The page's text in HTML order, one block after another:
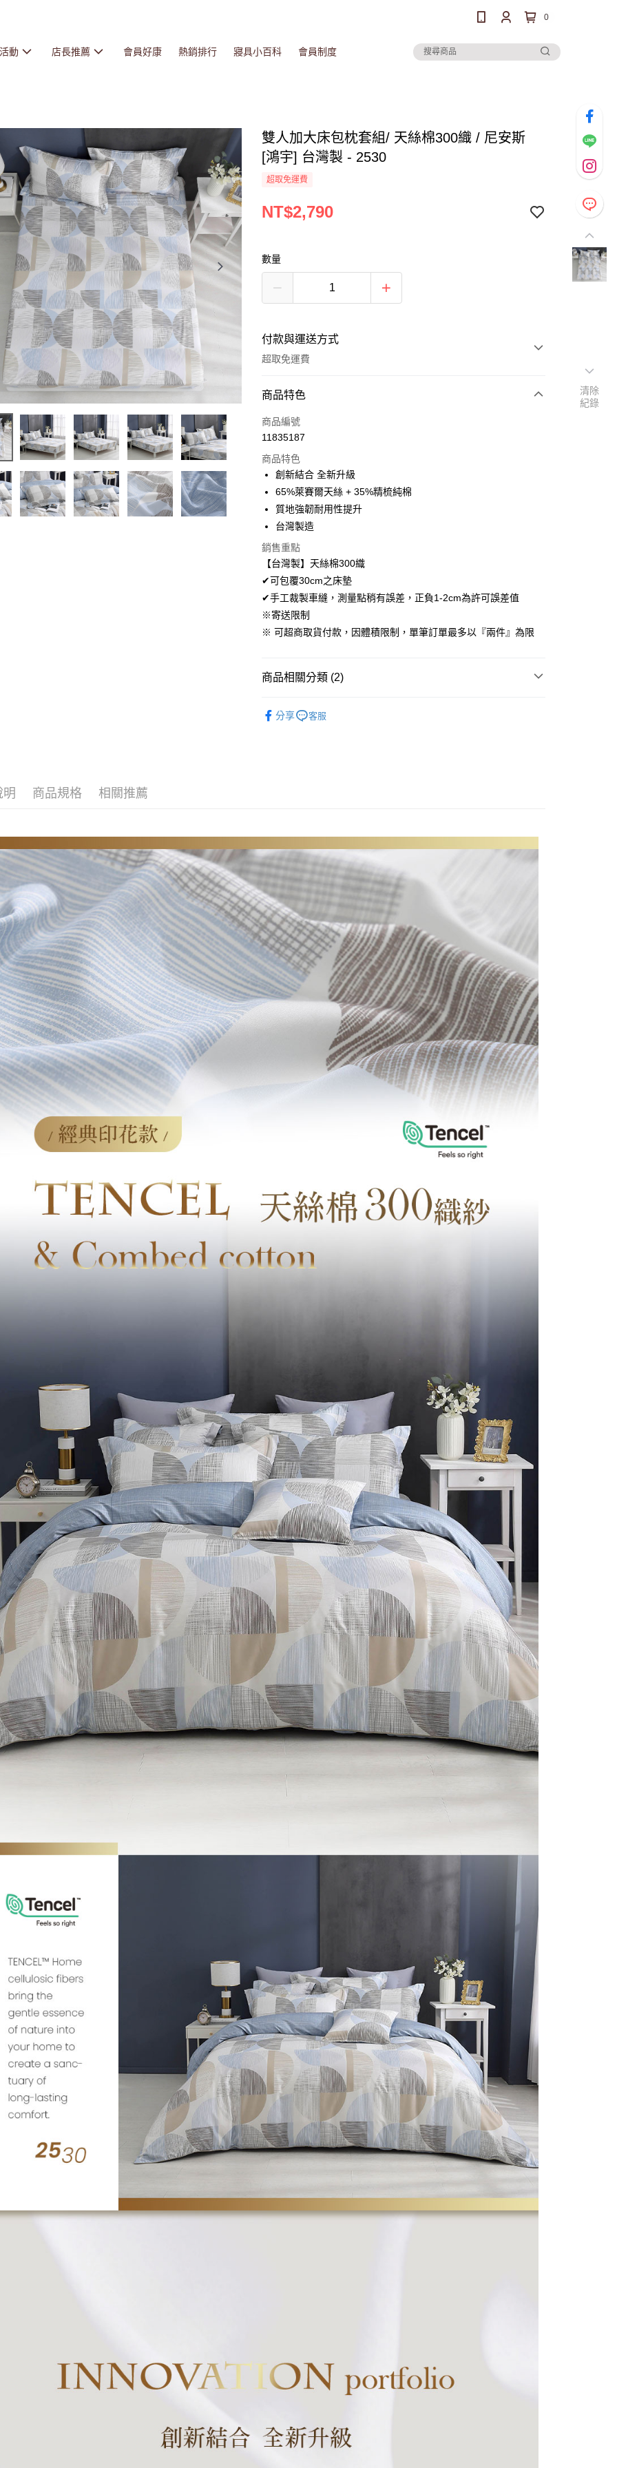
0
動 店長推薦 會員好康 熱銷排行 寢具小百科 會員制度
雙人加大床包枕套組/ 天絲棉300織 / 尼安斯
[鴻宇] 台灣製 - 2530
超取免運費
NT$2,790
數量
付款與運送方式
超取免運費
付款方式
信用卡一次付款
LINE Pay
Apple Pay
悠遊付
Google Pay
相關說明
【關於「AFTEE先享後付」】
AFTEE先享後付是「在收到商品之後才付款」的支付方式。 讓您購物簡單
便利好安心！
１．簡單：不需註冊會員、不需綁卡、不需儲值。
付」結帳頁面，進行簡訊認證並確認金額後，即可完成結帳。
【注意事項】
１．透過由恩沛科技股份有限公司提供之「AFTEE先享後付」服務完成之
交易，需依本服務之必要範圍內提供個人資料，並將交易相關給付款項請
求債權轉讓予恩沛科技股份有限公司。
２．關於個人資料處理事宜，請瀏覽以下網址：
https://aftee.tw/terms/#terms3
３．未成年的使用者請事先徵得法定代理人或監護人之同意方可使用
「AFTEE先享後付」，若未經同意申辦者引起之損失，本公司不負相關責
任。
４．使用「AFTEE先享後付」時，將依據個別帳號之用戶狀況，依本公司
即時審查核予不同之上限額度；若仍有額度不足之情形，本公司將視審查
結果請求用戶進行身份認證。
５．嚴禁一人註冊多個帳號或使用他人資訊註冊。若發現惡意使用之情
形，恩沛科技股份有限公司將有權停止該用戶之使用額度並採取法律行
ATM付款
全家取貨付款
宅配
每筆NT$100，滿NT$499(含以上)免運費
離島宅配
每筆NT$100，滿NT$499(含以上)免運費
商品特色
商品編號
11835187
商品特色
創新結合 全新升級
65%萊賽爾天絲 + 35%精梳純棉
質地強韌耐用性提升
台灣製造
銷售重點
【台灣製】天絲棉300織
✔可包覆30cm之床墊
✔手工裁製車縫，測量點稍有誤差，正負1-2cm為許可誤差值
※寄送限制
※ 可超商取貨付款，因體積限制，單筆訂單最多以『兩件』為限
商品相關分類 (2)
分享 客服
明 商品規格 相關推薦
清除
紀錄